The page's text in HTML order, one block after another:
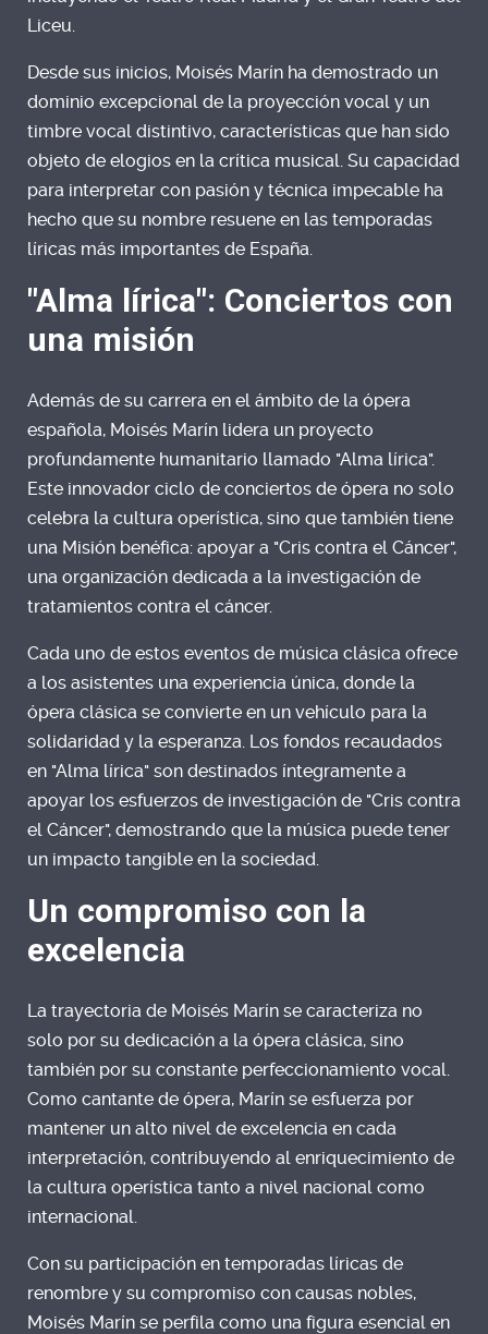
Liceu.
Desde sus inicios, Moisés Marín ha demostrado un
dominio excepcional de la proyección vocal y un
timbre vocal distintivo, características que han sido
objeto de elogios en la crítica musical. Su capacidad
para interpretar con pasión y técnica impecable ha
hecho que su nombre resuene en las temporadas
líricas más importantes de España.
"Alma lírica": Conciertos con
una misión
Además de su carrera en el ámbito de la ópera
española, Moisés Marín lidera un proyecto
profundamente humanitario llamado "Alma lírica".
Este innovador ciclo de conciertos de ópera no solo
celebra la cultura operística, sino que también tiene
una Misión benéfica: apoyar a "Cris contra el Cáncer",
una organización dedicada a la investigación de
tratamientos contra el cáncer.
Cada uno de estos eventos de música clásica ofrece
a los asistentes una experiencia única, donde la
ópera clásica se convierte en un vehículo para la
solidaridad y la esperanza. Los fondos recaudados
en "Alma lírica" son destinados íntegramente a
apoyar los esfuerzos de investigación de "Cris contra
el Cáncer", demostrando que la música puede tener
un impacto tangible en la sociedad.
Un compromiso con la
excelencia
La trayectoria de Moisés Marín se caracteriza no
solo por su dedicación a la ópera clásica, sino
también por su constante perfeccionamiento vocal.
Como cantante de ópera, Marín se esfuerza por
mantener un alto nivel de excelencia en cada
interpretación, contribuyendo al enriquecimiento de
la cultura operística tanto a nivel nacional como
internacional.
Con su participación en temporadas líricas de
renombre y su compromiso con causas nobles,
Moisés Marín se perfila como una figura esencial en